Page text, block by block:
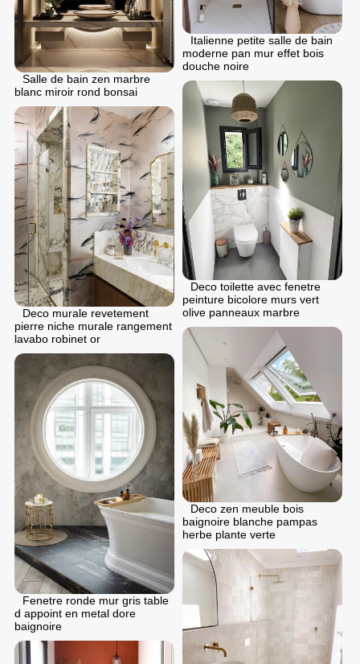
Salle de bain zen marbre
blanc miroir rond bonsai
Italienne petite salle de bain
moderne pan mur effet bois
douche noire
Deco toilette avec fenetre
peinture bicolore murs vert
olive panneaux marbre
Deco murale revetement
pierre niche murale rangement
lavabo robinet or
Deco zen meuble bois
baignoire blanche pampas
herbe plante verte
Fenetre ronde mur gris table
d appoint en metal dore
baignoire